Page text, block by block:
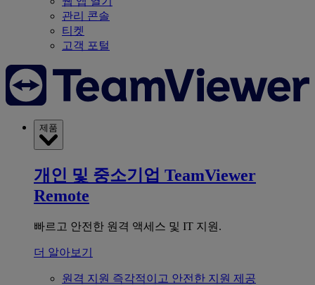
관리 콘솔
티켓
고객 포털
제품
개인 및 중소기업 TeamViewer
Remote
빠르고 안전한 원격 액세스 및 IT 지원.
더 알아보기
원격 지원 즉각적이고 안전한 지원 제공